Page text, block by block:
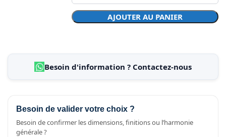
AJOUTER AU PANIER
Besoin d'information ? Contactez-nous
Besoin de valider votre choix ?
Besoin de confirmer les dimensions, finitions ou l’harmonie
générale ?